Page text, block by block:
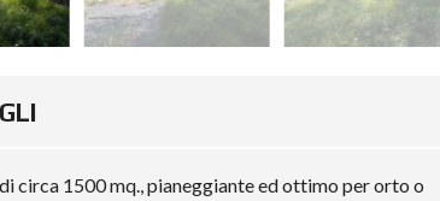
circa 1500 mq., pianeggiante ed ottimo per orto o